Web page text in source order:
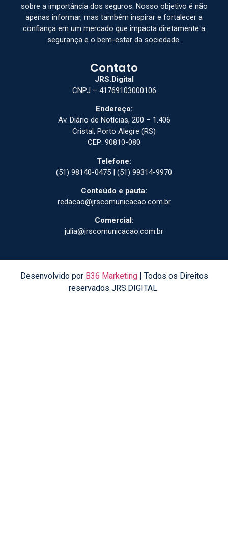
sobre a importância dos seguros. Nosso objetivo é não
apenas informar, mas também inspirar e fortalecer a
confiança em um mercado que impacta diretamente a
segurança e o bem-estar da sociedade.
Contato
JRS.Digital
CNPJ – 41769103000106
Endereço:
Av. Diário de Notícias, 200 – 1.406
Cristal, Porto Alegre (RS)
CEP: 90810-080
Telefone:
(51) 98140-0475 | (51) 99314-9970
Conteúdo e pauta:
redacao@jrscomunicacao.com.br
Comercial:
julia@jrscomunicacao.com.br
Desenvolvido por B36 Marketing| Todos os Direitos
reservados JRS.DIGITAL